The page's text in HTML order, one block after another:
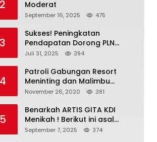
2
Moderat
September 16, 2025 475
3
Sukses! Peningkatan
Pendapatan Dorong PLN
Masuk Fortune Global 500
Juli 31, 2025 394
4
Patroli Gabungan Resort
Meninting dan Malimbu
Bersama TNI – POLRI
November 26, 2020 381
5
Benarkah ARTIS GITA KDI
Menikah ! Berikut ini asal
calon suaminya dan intip
September 7, 2025 374